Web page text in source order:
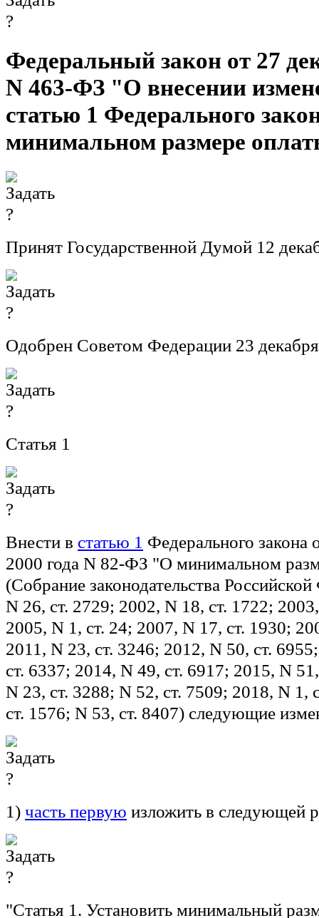
Федеральный закон от 27
N 463-ФЗ "О внесении
статью 1 Федерального
минимальном размере
Принят Государственной Думой 12
Одобрен Советом Федерации 23
Статья 1
Внести в статью 1 Федерального закона
2000 года N 82-ФЗ "О минимальном
(Собрание законодательства
N 26, ст. 2729; 2002, N 18, ст. 1722;
2005, N 1, ст. 24; 2007, N 17, ст. 1930;
2011, N 23, ст. 3246; 2012, N 50, ст.
ст. 6337; 2014, N 49, ст. 6917; 2015, N
N 23, ст. 3288; N 52, ст. 7509; 2018, N 1,
ст. 1576; N 53, ст. 8407) следующие
1) часть первую изложить в следующей
"Статья 1. Установить минимальный